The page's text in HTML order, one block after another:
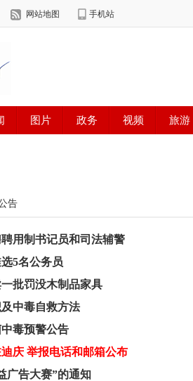
告
用制书记员和司法辅警
5名公务员
批罚没木制品家具
中毒自救方法
毒预警公告
庆 举报电话和邮箱公布
广告大赛”的通知